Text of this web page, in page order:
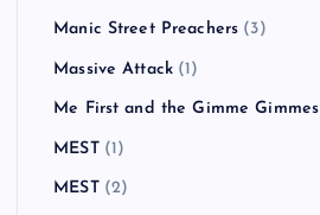
Manic Street Preachers (3)
Massive Attack (1)
Me First and the Gimme Gimmes
MEST(1)
MEST(2)